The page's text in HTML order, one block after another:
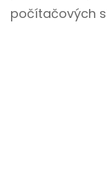
počítačových